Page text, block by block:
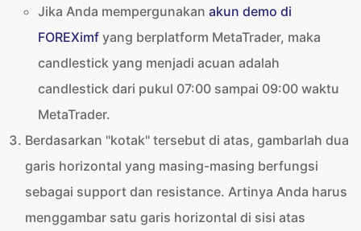
Jika Anda mempergunakan akun demo di
FOREXimf yang berplatform MetaTrader, maka
candlestick yang menjadi acuan adalah
candlestick dari pukul 07:00 sampai 09:00 waktu
MetaTrader.
Berdasarkan "kotak" tersebut di atas, gambarlah dua
garis horizontal yang masing-masing berfungsi
sebagai support dan resistance. Artinya Anda harus
menggambar satu garis horizontal di sisi atas